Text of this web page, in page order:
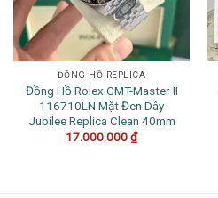
ĐỒNG HỒ REPLICA
Đồng Hồ Rolex GMT-Master II
116710LN Mặt Đen Dây
Jubilee Replica Clean 40mm
17.000.000₫